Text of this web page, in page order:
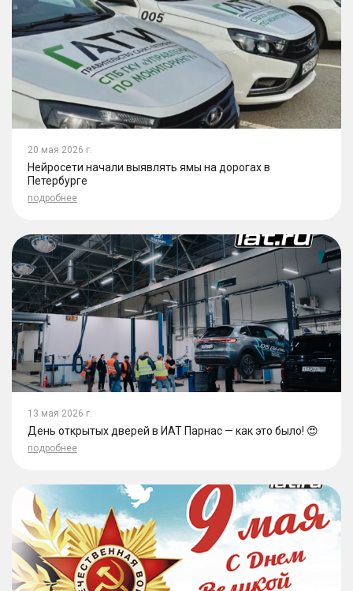
20 мая 2026 г.
Нейросети начали выявлять ямы на дорогах в
Петербурге
подробнее
13 мая 2026 г.
День открытых дверей в ИАТ Парнас — как это было! 😍
подробнее